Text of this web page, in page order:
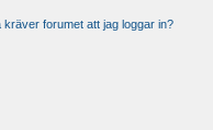
forumet att jag loggar in?